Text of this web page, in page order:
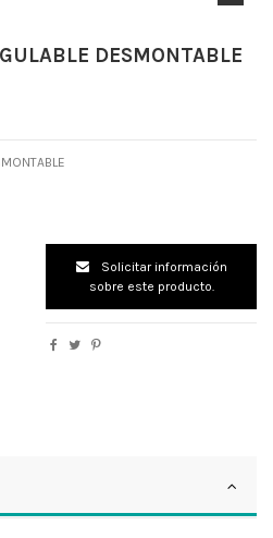
DESMONTABLE
Solicitar información
sobre este producto.